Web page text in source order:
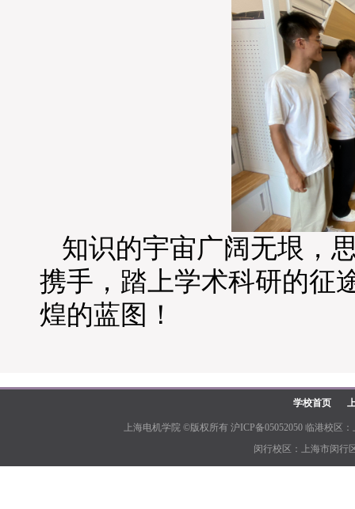
知识的宇宙广阔无垠，
携手，踏上学术科研的征
煌的蓝图！
学校首页
上海电机学院 ©版权所有 沪ICP备05052050 临港校区
闵行校区：上海市闵行